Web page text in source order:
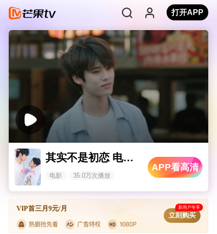
打开APP
其实不是初恋 电影版
电影 35.0万次播放
APP看高清
VIP首三月9元/月 新用户专享
立刻购买